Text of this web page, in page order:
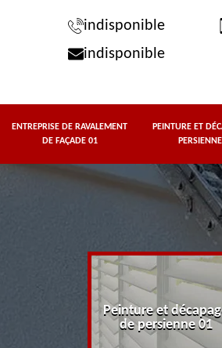
indisponible
indisponible
ENTREPRISE DE RAVALEMENT
DE FAÇADE 01
PEINTURE ET
Peinture et
de persienne 01